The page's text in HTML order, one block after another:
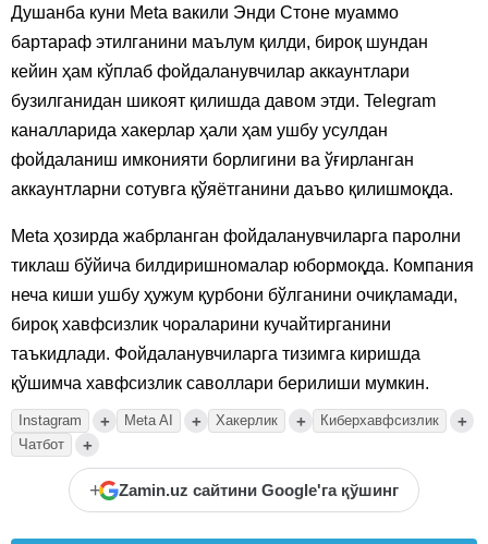
Душанба куни Meta вакили Энди Стоне муаммо
бартараф этилганини маълум қилди, бироқ шундан
кейин ҳам кўплаб фойдаланувчилар аккаунтлари
бузилганидан шикоят қилишда давом этди. Telegram
каналларида хакерлар ҳали ҳам ушбу усулдан
фойдаланиш имконияти борлигини ва ўғирланган
аккаунтларни сотувга қўяётганини даъво қилишмоқда.
Meta ҳозирда жабрланган фойдаланувчиларга паролни
тиклаш бўйича билдиришномалар юбормоқда. Компания
неча киши ушбу ҳужум қурбони бўлганини очиқламади,
бироқ хавфсизлик чораларини кучайтирганини
таъкидлади. Фойдаланувчиларга тизимга киришда
қўшимча хавфсизлик саволлари берилиши мумкин.
Instagram + Meta AI + Хакерлик + Киберхавфсизлик +
Чатбот +
+ Zamin.uz сайтини Google'га қўшинг